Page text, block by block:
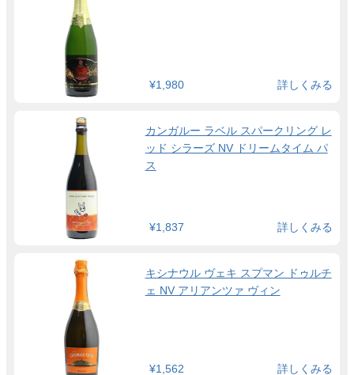
¥1,980 詳しくみる
カンガルー ラベル スパークリング レ
ッド シラーズ NV ドリームタイム パ
ス
¥1,837 詳しくみる
キシナウル ヴェキ スプマン ドゥルチ
ェ NV アリアンツァ ヴィン
¥1,562 詳しくみる